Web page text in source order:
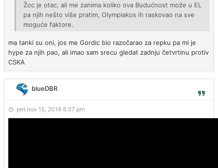
Žoc je otac, ali me zanima koliko ova Budućnost može u EL
pa njih nešto više pratim, Olympiakos ih raskovao na sve
moguće faktore.
ma tanki su oni, jos me Gordic bio razočarao za repku pa mi je
hype za njih pao, ali imao sam srecu gledat zadnju četvrtinu protiv
CSKA
blueDBR
pet nov 15, 2019 8:37 pm